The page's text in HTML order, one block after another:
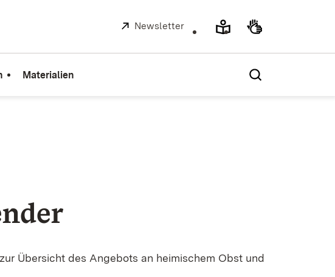
Extern:
Newsletter (Öffnet in neuem Fenster)
Materialien
Übersicht des Angebots an heimischem Obst und